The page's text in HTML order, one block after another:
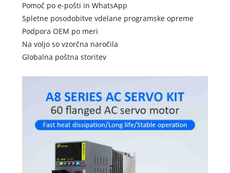
Pomoč po e-pošti in WhatsApp
Spletne posodobitve vdelane programske opreme
Podpora OEM po meri
Na voljo so vzorčna naročila
Globalna poštna storitev